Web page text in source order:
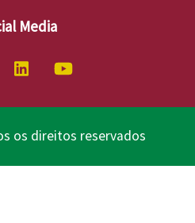
Media
os direitos reservados